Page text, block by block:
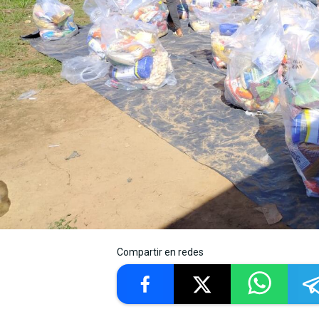
Compartir en redes